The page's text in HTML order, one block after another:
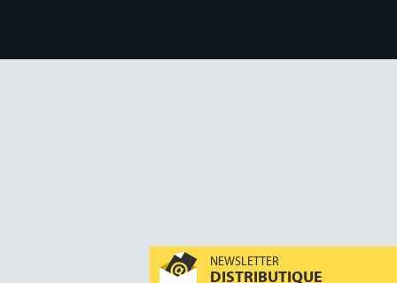
NEWSLETTER
DISTRIBUTIQUE